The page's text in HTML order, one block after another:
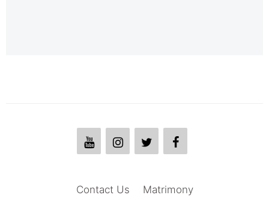
Matrimony
Contact Us